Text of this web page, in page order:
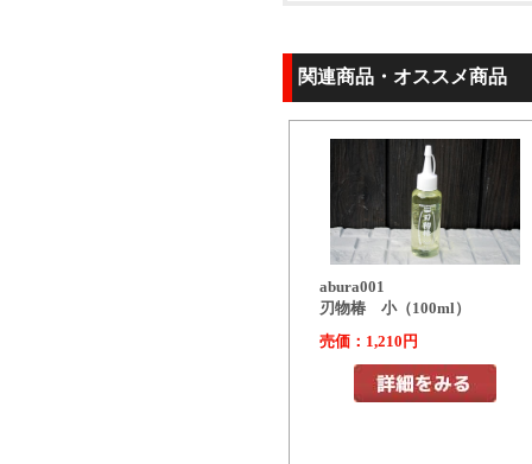
関連商品・オススメ商品
abura001
刃物椿 小（100ml）
売価：1,210円